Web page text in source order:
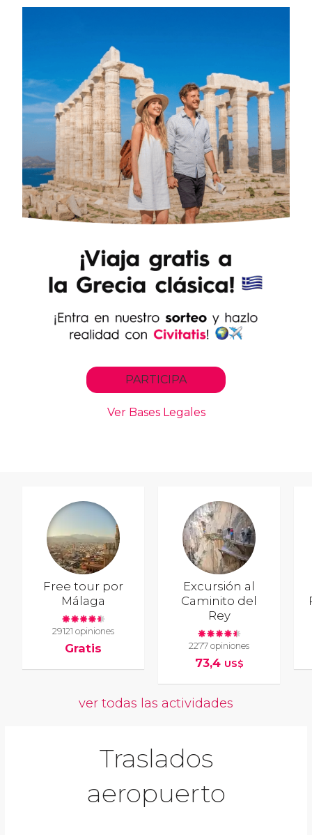
Free tour por
Málaga
29121 opiniones
Gratis
Excursión al
Caminito del
Rey
2277 opiniones
73,4 US$
ver todas las actividades
Traslados
aeropuerto